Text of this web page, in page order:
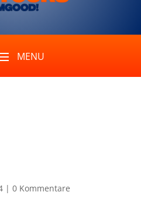
| 0 Kommentare